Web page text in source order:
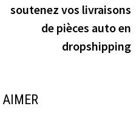
soutenez vos livraisons
de pièces auto en
dropshipping
AIMER